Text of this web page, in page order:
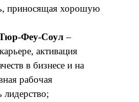
приносящая хорошую
Феу-Соул–
активация
в бизнесе и на
рабочая
лидерство;